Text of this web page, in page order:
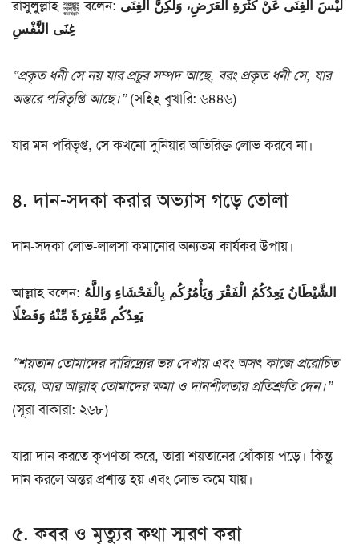
রাসুলুল্লাহ ﷺ বলেন: لَيْسَ الغِنَى عَنْ كَثْرَةِ الْعَرَضِ، وَلَكِنَّ الغِنَى
غِنَى النَّفْسِ
“প্রকৃত ধনী সে নয় যার প্রচুর সম্পদ আছে, বরং প্রকৃত ধনী সে, যার
অন্তরে পরিতৃপ্তি আছে।”(সহিহ বুখারি: ৬৪৪৬)
যার মন পরিতৃপ্ত, সে কখনো দুনিয়ার অতিরিক্ত লোভ করবে না।
৪. দান-সদকা করার অভ্যাস গড়ে তোলা
দান-সদকা লোভ-লালসা কমানোর অন্যতম কার্যকর উপায়।
আল্লাহ বলেন: الشَّيْطَانُ يَعِدُكُمُ الْفَقْرَ وَيَأْمُرُكُم بِالْفَحْشَاءِ وَاللَّهُ
يَعِدُكُم مَّغْفِرَةً مِّنْهُ وَفَضْلًا
“শয়তান তোমাদের দারিদ্র্যের ভয় দেখায় এবং অসৎ কাজে প্ররোচিত
করে, আর আল্লাহ তোমাদের ক্ষমা ও দানশীলতার প্রতিশ্রুতি দেন।”
(সূরা বাকারা: ২৬৮)
যারা দান করতে কৃপণতা করে, তারা শয়তানের ধোঁকায় পড়ে। কিন্তু
দান করলে অন্তর প্রশান্ত হয় এবং লোভ কমে যায়।
৫. কবর ও মৃত্যুর কথা স্মরণ করা